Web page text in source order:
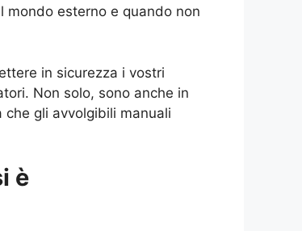
mondo esterno e quando non
in sicurezza i vostri
Non solo, sono anche in
gli avvolgibili manuali
è